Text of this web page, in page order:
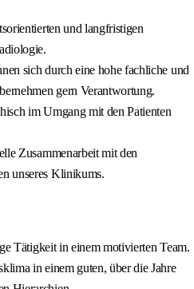
und langfristigen
sich durch eine hohe fachliche und
gern Verantwortung.
im Umgang mit den Patienten
Zusammenarbeit mit den
unseres Klinikums.
Tätigkeit in einem motivierten Team.
in einem guten, über die Jahre